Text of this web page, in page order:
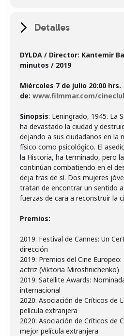
Detalles
DYLDA / Director: Kantemir
minutos / 2019
Miércoles 7 de julio 20:00 hrs.
de: www.filmmar.com/
Sinopsis: Leningrado, 1945. La
ha devastado la ciudad y
dejando a sus ciudadanos en la
físico como psicológico. El
la Historia, ha terminado, pero
continúan combatiendo en el
deja tras de sí. Dos mujeres
tratan de encontrar un sentido
fuerzas de cara a reconstruir la
Premios:
2019: Festival de Cannes: Un
dirección
2019: Premios del Cine
actriz (Viktoria Miroshnichenko)
2019: Satellite Awards:
internacional
2020: Asociación de Críticos de
película extranjera
2020: Asociación de Críticos de
mejor película extranjera